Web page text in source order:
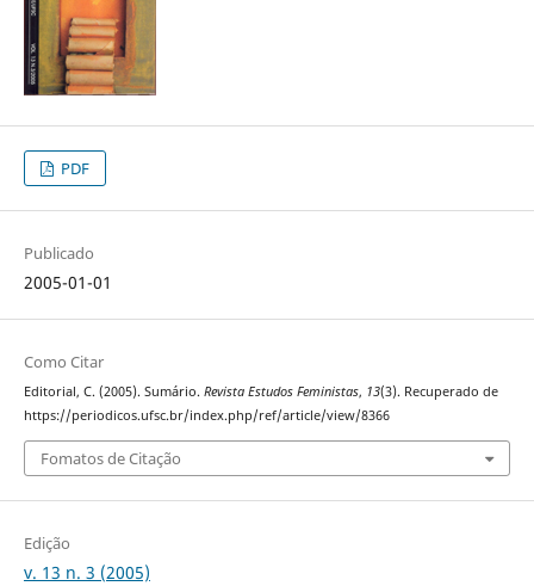
PDF
Publicado
2005-01-01
Como Citar
Editorial, C. (2005). Sumário. Revista Estudos Feministas, 13(3). Recuperado de
https://periodicos.ufsc.br/index.php/ref/article/view/8366
Fomatos de Citação
Edição
v. 13 n. 3 (2005)